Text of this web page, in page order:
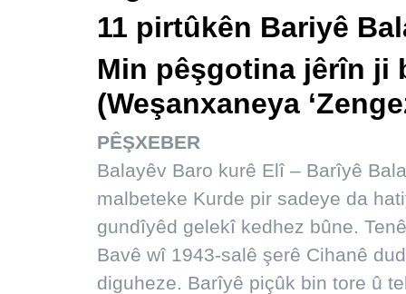
11 pirtûkên Bariyê
Min pêşgotina jêrîn ji
(Weşanxaneya
PÊŞXEBER
Balayêv Baro kurê Elî – Barîyê
malbeteke Kurde pir sadeye da
gundîyêd gelekî kedhez bûne.
Bavê wî 1943-salê şerê Cihanê
diguheze. Barîyê piçûk bin tore û